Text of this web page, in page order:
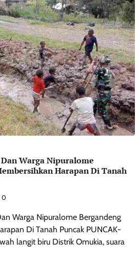
Warga Nipuralome
Harapan Di Tanah
0
Warga Nipuralome Bergandeng
Di Tanah Puncak PUNCAK-
langit biru Distrik Omukia, suara